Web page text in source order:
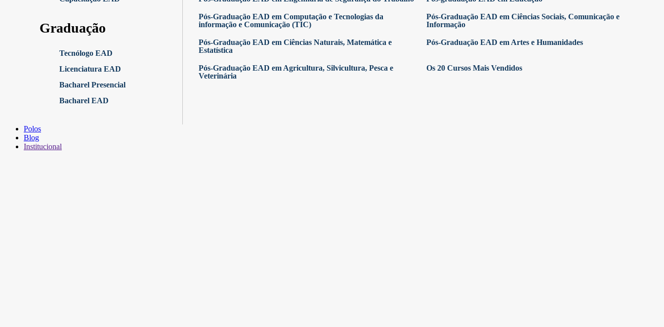
Graduação
Tecnólogo EAD
Licenciatura EAD
Bacharel Presencial
Bacharel EAD
Pós-Graduação EAD em Computação e Tecnologias da
informação e Comunicação (TIC)
Pós-Graduação EAD em Ciências Sociais, Comunicação e
Informação
Pós-Graduação EAD em Ciências Naturais, Matemática e
Estatística
Pós-Graduação EAD em Artes e Humanidades
Pós-Graduação EAD em Agricultura, Silvicultura, Pesca e
Veterinária
Os 20 Cursos Mais Vendidos
Polos
Blog
Institucional